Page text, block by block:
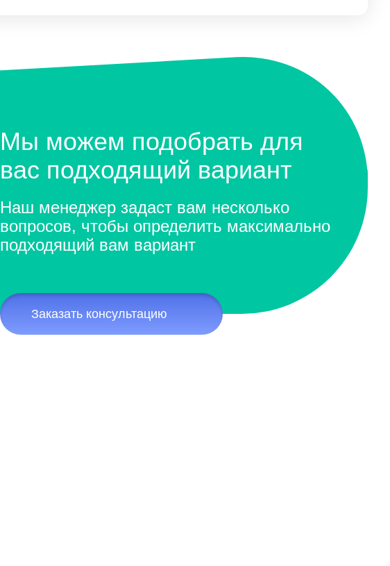
Мы можем подобрать для
вас подходящий вариант
Наш менеджер задаст вам несколько
вопросов, чтобы определить максимально
подходящий вам вариант
Заказать консультацию